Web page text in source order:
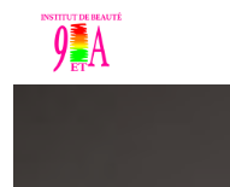
Panneau de gestion des